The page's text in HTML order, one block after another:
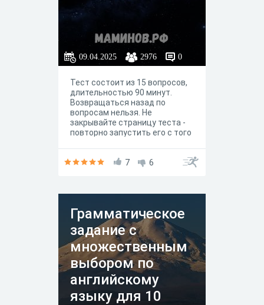
09.04.2025 2976 0
Тест состоит из 15 вопросов,
длительностью 90 минут.
Возвращаться назад по
вопросам нельзя. Не
закрывайте страницу теста -
повторно запустить его с того
получится. И не забывайте
https://t.me/+EDSGCrGcbF42M
7 6
Грамматическое
задание с
множественным
выбором по
английскому
языку для 10